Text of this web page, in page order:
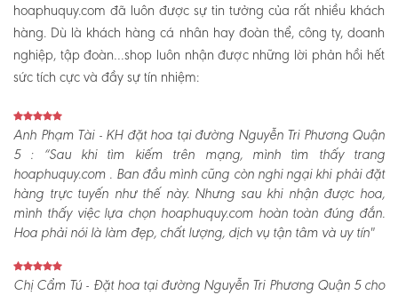
hoaphuquy.com đã luôn được sự tin tưởng của rất nhiều khách
hàng. Dù là khách hàng cá nhân hay đoàn thể, công ty, doanh
nghiệp, tập đoàn…shop luôn nhận được những lời phản hồi hết
sức tích cực và đầy sự tín nhiệm:
Anh Phạm Tài - KH đặt hoa tại đường Nguyễn Tri Phương Quận
5 :“Sau khi tìm kiếm trên mạng, mình tìm thấy trang
hoaphuquy.com . Ban đầu mình cũng còn nghi ngại khi phải đặt
hàng trực tuyến như thế này. Nhưng sau khi nhận được hoa,
mình thấy việc lựa chọn hoaphuquy.com hoàn toàn đúng đắn.
Hoa phải nói là làm đẹp, chất lượng, dịch vụ tận tâm và uy tín"
Chị Cẩm Tú - Đặt hoa tại đường Nguyễn Tri Phương Quận 5 cho